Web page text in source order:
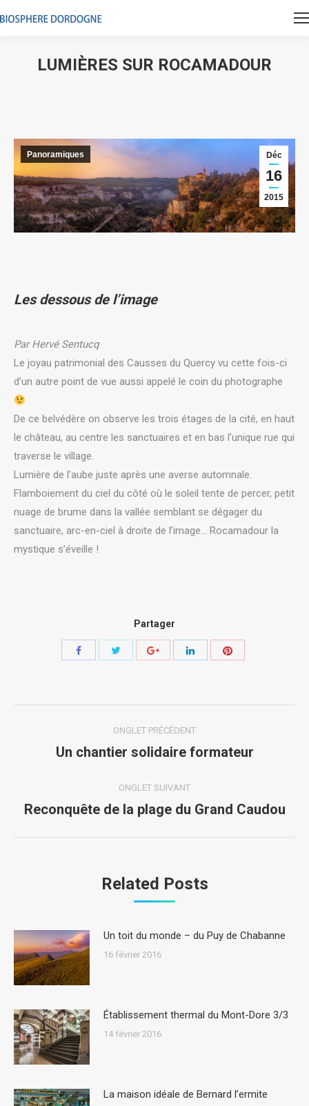
LUMIÈRES SUR ROCAMADOUR
Déc
16
2015
Panoramiques
Les dessous de l’image
Par Hervé Sentucq
Le joyau patrimonial des Causses du Quercy vu cette fois-ci
d’un autre point de vue aussi appelé le coin du photographe
De ce belvédère on observe les trois étages de la cité, en haut
le château, au centre les sanctuaires et en bas l’unique rue qui
traverse le village.
Lumière de l’aube juste après une averse automnale.
Flamboiement du ciel du côté où le soleil tente de percer, petit
nuage de brume dans la vallée semblant se dégager du
sanctuaire, arc-en-ciel à droite de l’image… Rocamadour la
mystique s’éveille !
Partager
Share Share Share
Share
commentaire
ONGLET PRÉCÉDENT
Onglet
Un chantier solidaire formateur
ONGLET SUIVANT
Onglet
Reconquête de la plage du Grand Caudou
Related Posts
Un toit du monde – du Puy de Chabanne
16 février 2016
Établissement thermal du Mont-Dore 3/3
14 février 2016
La maison idéale de Bernard l’ermite